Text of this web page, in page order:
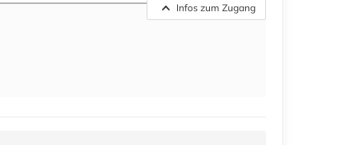
Infos zum Zugang